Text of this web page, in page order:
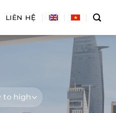
LIÊN HỆ